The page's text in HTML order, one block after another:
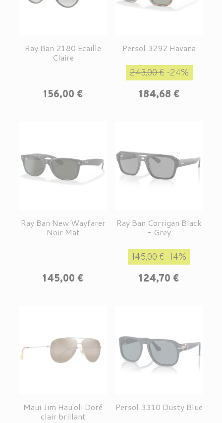
Ray Ban 2180 Ecaille
Claire
Prix
156,00 €
Persol 3292 Havana
Prix de base
243,00 €-24%
184,68 €
Ray Ban New Wayfarer
Noir Mat
Prix
145,00 €
Ray Ban Corrigan Black
- Grey
Prix de base
145,00 € -14%
124,70 €
Maui Jim Hau'oli Doré
clair brillant
Persol 3310 Dusty Blue